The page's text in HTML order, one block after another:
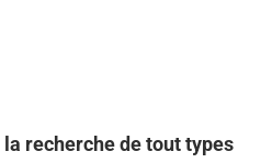
la recherche de tout types